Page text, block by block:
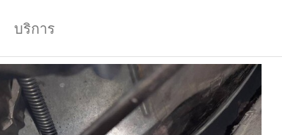
บริการ